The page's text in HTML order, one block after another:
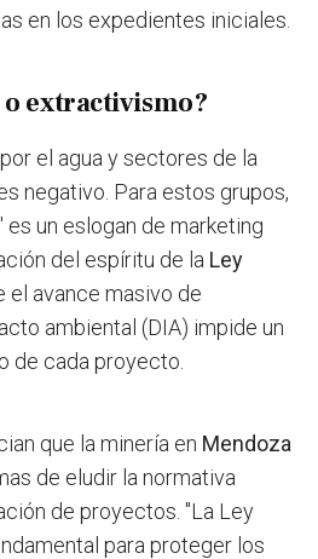
en los expedientes iniciales.
extractivismo?
el agua y sectores de la
negativo. Para estos grupos,
un eslogan de marketing
del espíritu de la Ley
el avance masivo de
ambiental (DIA) impide un
de cada proyecto.
que la minería en Mendoza
de eludir la normativa
de proyectos. "La Ley
para proteger los